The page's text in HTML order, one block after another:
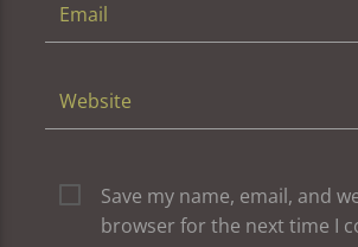
Save my name, email, and
browser for the next time I